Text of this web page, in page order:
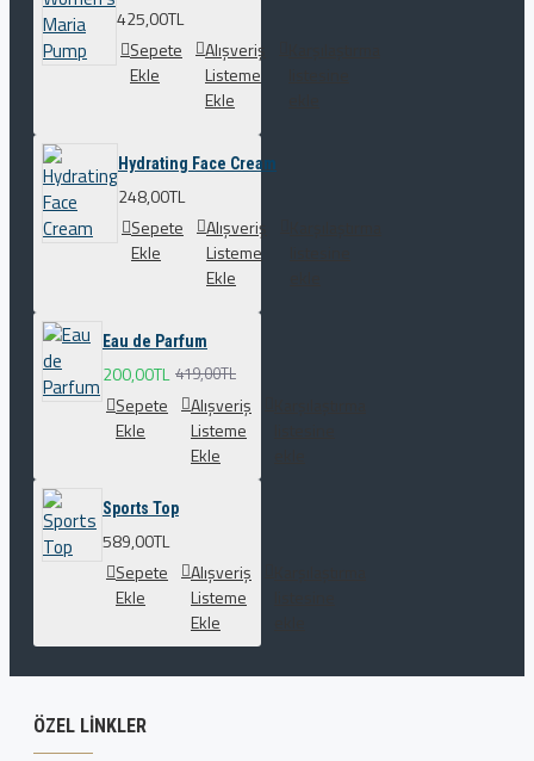
425,00TL
Sepete
Ekle
Alışveriş
Listeme
Ekle
Hydrating Face Cream
248,00TL
Sepete
Ekle
Alışveriş
Listeme
Ekle
Eau de Parfum
200,00TL 419,00TL
Sepete
Ekle
Alışveriş
Listeme
Ekle
Sports Top
589,00TL
Sepete
Ekle
Alışveriş
Listeme
Ekle
ÖZEL LINKLER